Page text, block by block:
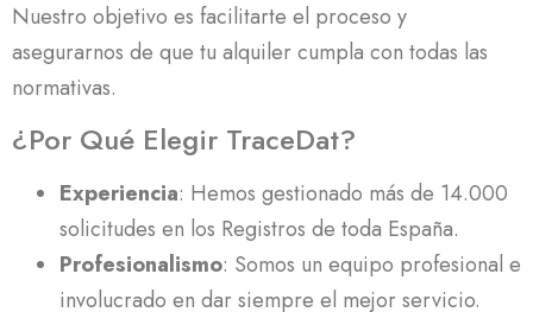
Nuestro objetivo es facilitarte el proceso y
asegurarnos de que tu alquiler cumpla con todas las
normativas.
¿Por Qué Elegir TraceDat?
Experiencia: Hemos gestionado más de 14.000
solicitudes en los Registros de toda España.
Profesionalismo: Somos un equipo profesional e
involucrado en dar siempre el mejor servicio.